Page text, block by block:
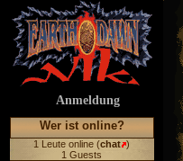
Anmeldung
Wer ist online?
1 Leute online (chat )
1 Guests